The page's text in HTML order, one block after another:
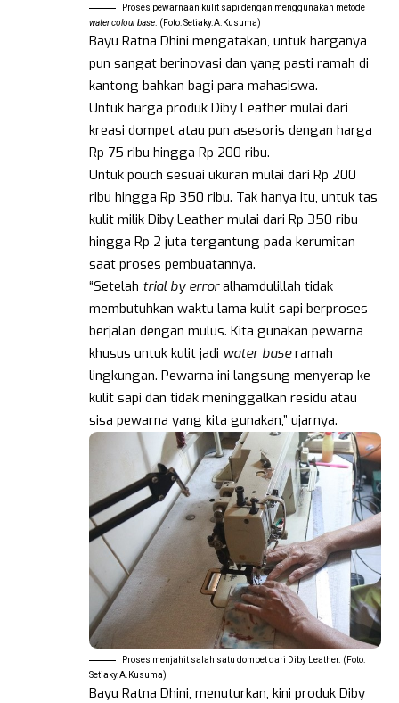
Proses pewarnaan kulit sapi dengan menggunakan metode
water colour base . (Foto: Setiaky.A.Kusuma)
Bayu Ratna Dhini mengatakan, untuk harganya
pun sangat berinovasi dan yang pasti ramah di
kantong bahkan bagi para mahasiswa.
Untuk harga produk Diby Leather mulai dari
kreasi dompet atau pun asesoris dengan harga
Rp 75 ribu hingga Rp 200 ribu.
Untuk pouch sesuai ukuran mulai dari Rp 200
ribu hingga Rp 350 ribu. Tak hanya itu, untuk tas
kulit milik Diby Leather mulai dari Rp 350 ribu
hingga Rp 2 juta tergantung pada kerumitan
saat proses pembuatannya.
“Setelah trial by erroralhamdulillah tidak
membutuhkan waktu lama kulit sapi berproses
berjalan dengan mulus. Kita gunakan pewarna
khusus untuk kulit jadi water baseramah
lingkungan. Pewarna ini langsung menyerap ke
kulit sapi dan tidak meninggalkan residu atau
sisa pewarna yang kita gunakan,” ujarnya.
Proses menjahit salah satu dompet dari Diby Leather. (Foto:
Setiaky.A.Kusuma)
Bayu Ratna Dhini, menuturkan, kini produk Diby